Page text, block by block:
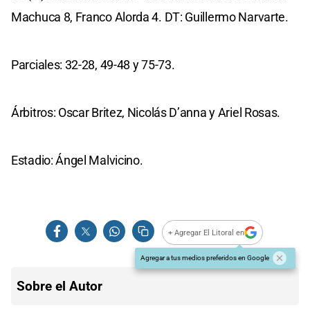
Machuca 8, Franco Alorda 4. DT: Guillermo Narvarte.
Parciales: 32-28, 49-48 y 75-73.
Árbitros: Oscar Britez, Nicolás D’anna y Ariel Rosas.
Estadio: Ángel Malvicino.
+ Agregar El Litoral en
Agregar a tus medios preferidos en Google
Sobre el Autor